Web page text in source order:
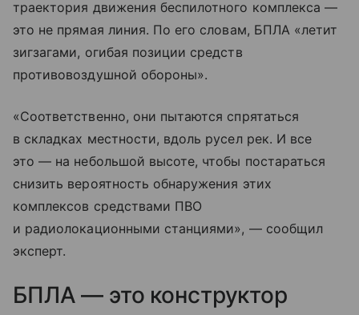
траектория движения беспилотного комплекса —
это не прямая линия. По его словам, БПЛА «летит
зигзагами, огибая позиции средств
противовоздушной обороны».
«Соответственно, они пытаются спрятаться
в складках местности, вдоль русел рек. И все
это — на небольшой высоте, чтобы постараться
снизить вероятность обнаружения этих
комплексов средствами ПВО
и радиолокационными станциями», — сообщил
эксперт.
БПЛА — это конструктор